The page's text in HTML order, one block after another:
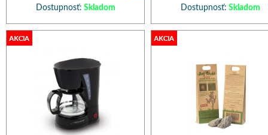
Dostupnosť: Skladom Dostupnosť: Skladom